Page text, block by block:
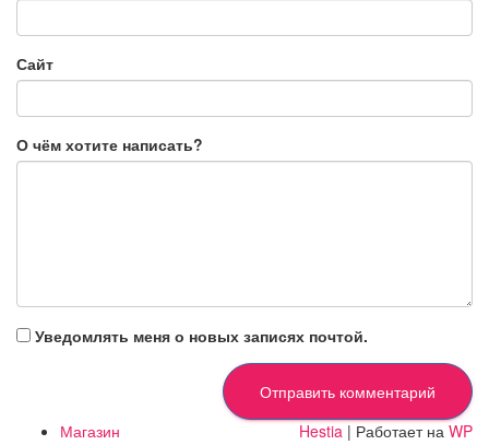
Сайт
О чём хотите написать?
Уведомлять меня о новых записях почтой.
Магазин
Hestia | Работает на WP